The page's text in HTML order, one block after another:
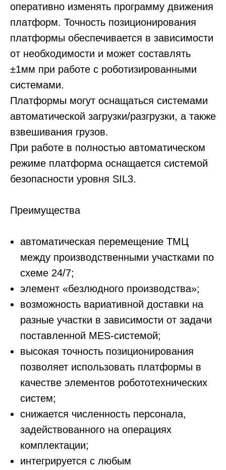
оперативно изменять программу движения
платформ. Точность позиционирования
платформы обеспечивается в зависимости
от необходимости и может составлять
±1мм при работе с роботизированными
системами.
Платформы могут оснащаться системами
автоматической загрузки/разгрузки, а также
взвешивания грузов.
При работе в полностью автоматическом
режиме платформа оснащается системой
безопасности уровня SIL3.
Преимущества
автоматическая перемещение ТМЦ
между производственными участками по
схеме 24/7;
элемент «безлюдного производства»;
возможность вариативной доставки на
разные участки в зависимости от задачи
поставленной MES-системой;
высокая точность позиционирования
позволяет использовать платформы в
качестве элементов робототехнических
систем;
снижается численность персонала,
задействованного на операциях
комплектации;
интегрируется с любым
Остались вопросы?
Напишите нам
+7 (495) 280-12-00
info@atr.gov.ru
АДРЕС
119049, город Москва,
СВЕДЕНИЯ ОБ ОБРАЗОВАТЕЛЬНОЙ ОРГАНИЗАЦИИ
ЗАКУПКИ